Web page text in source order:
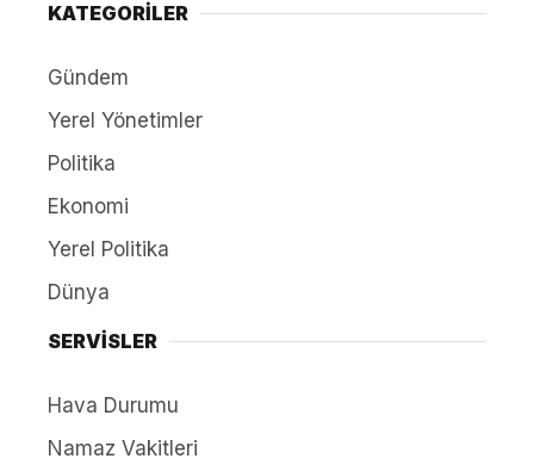
KATEGORİLER
Gündem
Yerel Yönetimler
Politika
Ekonomi
Yerel Politika
Dünya
SERVİSLER
Hava Durumu
Namaz Vakitleri